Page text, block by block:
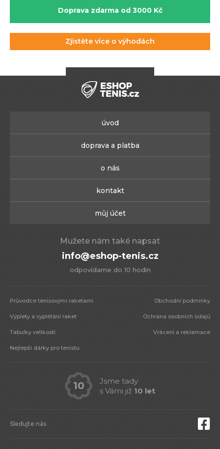
Doprava zdarma od 3000 Kč
Zjistěte více o výhodách
úvod
doprava a platba
o nás
kontakt
můj účet
Mužete nám také napsat
info@eshop-tenis.cz
odpovídame do 10 hodin
Průvodce tenisovými raketami
Výplety a vyplétání raket
Tabulky velikostí
Nejlepší dárky pro tenistu
Obchodní podmínky
Ochrana osobních údajů
Vrácení a reklamace
Sledujte nás
10
Jsme tady
s Vámi již 10 let